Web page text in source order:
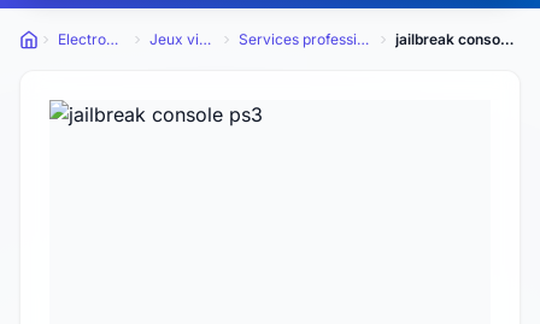
Petites annonces
Electronique Jeux vidéos Services professionnels jailbreak console ps3